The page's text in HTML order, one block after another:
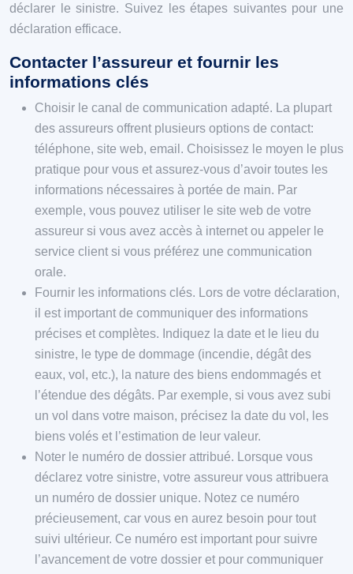
déclarer le sinistre. Suivez les étapes suivantes pour une
déclaration efficace.
Contacter l’assureur et fournir les
informations clés
Choisir le canal de communication adapté. La plupart
des assureurs offrent plusieurs options de contact:
téléphone, site web, email. Choisissez le moyen le plus
pratique pour vous et assurez-vous d’avoir toutes les
informations nécessaires à portée de main. Par
exemple, vous pouvez utiliser le site web de votre
assureur si vous avez accès à internet ou appeler le
service client si vous préférez une communication
orale.
Fournir les informations clés. Lors de votre déclaration,
il est important de communiquer des informations
précises et complètes. Indiquez la date et le lieu du
sinistre, le type de dommage (incendie, dégât des
eaux, vol, etc.), la nature des biens endommagés et
l’étendue des dégâts. Par exemple, si vous avez subi
un vol dans votre maison, précisez la date du vol, les
biens volés et l’estimation de leur valeur.
Noter le numéro de dossier attribué. Lorsque vous
déclarez votre sinistre, votre assureur vous attribuera
un numéro de dossier unique. Notez ce numéro
précieusement, car vous en aurez besoin pour tout
suivi ultérieur. Ce numéro est important pour suivre
l’avancement de votre dossier et pour communiquer